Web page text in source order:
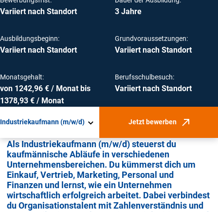
Variiert nach Standort 3 Jahre
Ausbildungsbeginn:
Variiert nach Standort
Grundvoraussetzungen:
Variiert nach Standort
Monatsgehalt:
von 1242,96 € / Monat bis
1378,93 € / Monat
Berufsschulbesuch:
Variiert nach Standort
Industriekaufmann (m/w/d) Jetzt bewerben
(Öffnet in neuem
Als Industriekaufmann (m/w/d) steuerst du
kaufmännische Abläufe in verschiedenen
Unternehmensbereichen. Du kümmerst dich um
Einkauf, Vertrieb, Marketing, Personal und
Finanzen und lernst, wie ein Unternehmen
wirtschaftlich erfolgreich arbeitet. Dabei verbindest
du Organisationstalent mit Zahlenverständnis und